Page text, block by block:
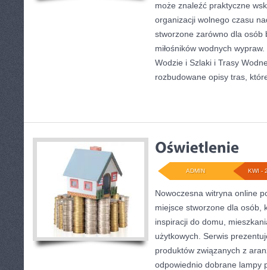
może znaleźć praktyczne
organizacji wolnego czasu
stworzone zarówno dla osób
miłośników wodnych
Wodzie i Szlaki i Trasy
rozbudowane opisy tras,
KWI -
ADMIN
Nowoczesna witryna online
miejsce stworzone dla osób,
inspiracji do domu,
użytkowych. Serwis
produktów związanych z
odpowiednio dobrane lampy